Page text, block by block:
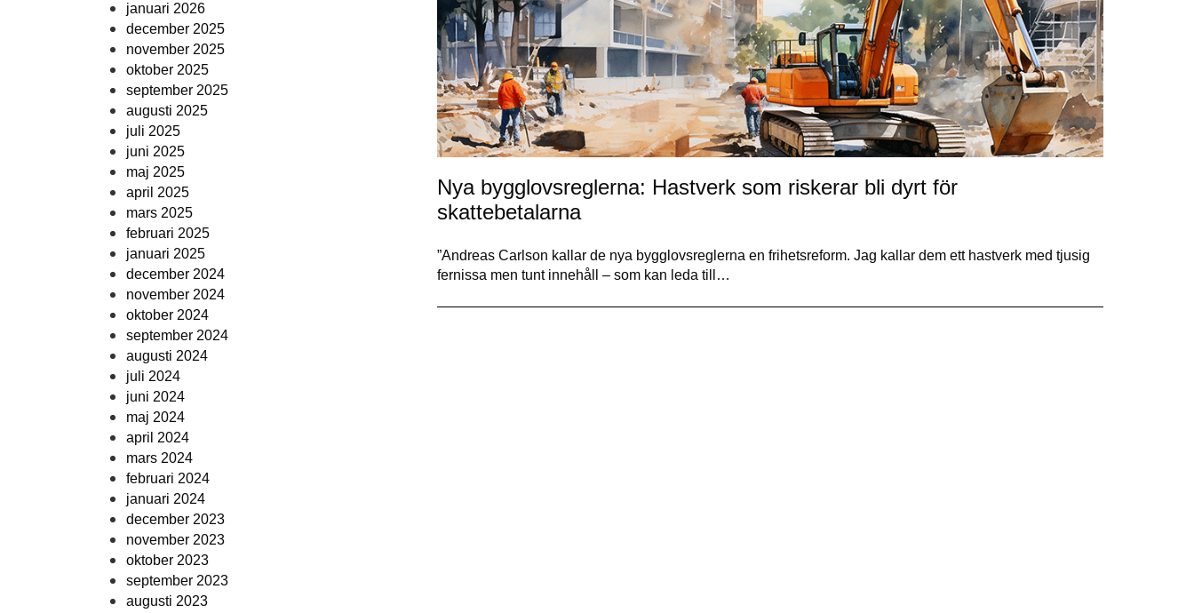
januari 2026
december 2025
november 2025
oktober 2025
september 2025
augusti 2025
juli 2025
juni 2025
maj 2025
april 2025
mars 2025
februari 2025
januari 2025
december 2024
november 2024
oktober 2024
september 2024
augusti 2024
juli 2024
juni 2024
maj 2024
april 2024
mars 2024
februari 2024
januari 2024
december 2023
november 2023
oktober 2023
september 2023
augusti 2023
Nya bygglovsreglerna: Hastverk som riskerar bli dyrt för
skattebetalarna
”Andreas Carlson kallar de nya bygglovsreglerna en frihetsreform. Jag kallar dem ett hastverk med tjusig
fernissa men tunt innehåll – som kan leda till…